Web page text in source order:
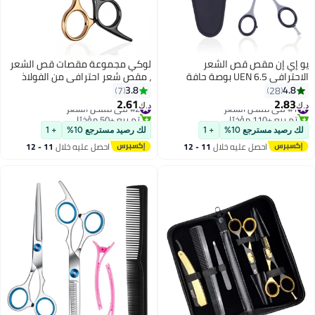
يو إي إن مقص قص الشعر
الاحترافي UEN 6.5 بوصة حافة
الحلاقة الفولاذ المقاوم للصدأ مثالي
للصالون والحلاقة ومقصات تصفيف
الشعر للاستخدام المنزلي للأطفال
والنساء والرجال
4.8
28
د.ك‏2.83
#1 في مقص الشعر
تم بيع +110 مؤخرًا
#1 في مقص الشعر
لك رصيد مسترجع 10% + 1
احصل عليه خلال 11 - 12
لوكي مجموعة مقصات قص الشعر
، مقص شعر احترافي من الفولاذ
المقاوم للصدأ 4 قطع مع هيكل
مزور أحادي الجسم ، مقص حلاق مع
برغي شد قابل للتعديل ، تصميم
مريح للصالون والاستخدام المنزلي
3.8
7
د.ك‏2.61
#2 في مقص الشعر
تم بيع +50 مؤخرًا
#2 في مقص الشعر
لك رصيد مسترجع 10% + 1
احصل عليه خلال 11 - 12